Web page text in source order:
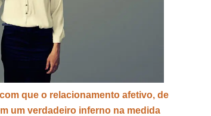
que o relacionamento afetivo, de
um verdadeiro inferno na medida